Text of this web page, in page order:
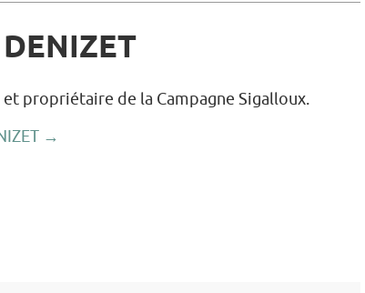
propriétaire de la Campagne Sigalloux.
→